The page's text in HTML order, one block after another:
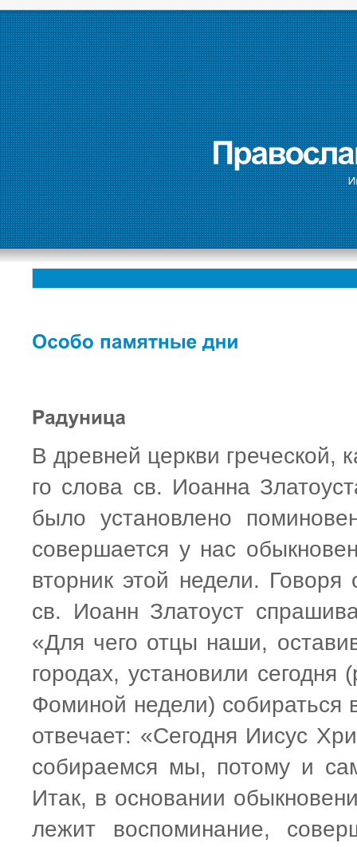
В древней церкви греческой,
го слова св. Иоанна
было установлено
совершается у нас
вторник этой недели. Говоря
св. Иоанн Златоуст
«Для чего отцы наши,
городах, установили сегодня
Фоминой недели) собираться
отвечает: «Сегодня Иисус
собираемся мы, потому и
Итак, в основании
лежит воспоминание,